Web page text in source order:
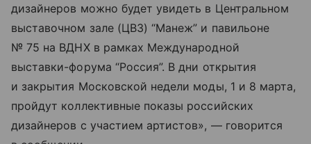
дизайнеров можно будет увидеть в Центральном
выставочном зале (ЦВЗ) “Манеж” и павильоне
№ 75 на ВДНХ в рамках Международной
выставки-форума “Россия”. В дни открытия
и закрытия Московской недели моды, 1 и 8 марта,
пройдут коллективные показы российских
дизайнеров с участием артистов», — говорится